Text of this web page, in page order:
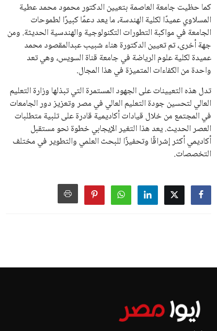
كما حظيت جامعة العاصمة بتعيين الدكتور محمود محمد عطية
المسلاوي عميدًا لكلية الهندسة، ما يعد دعمًا كبيرًا لطموحات
الجامعة في مواكبة التطورات التكنولوجية والهندسية الحديثة. ومن
جهة أخرى، تم تعيين الدكتورة هناء شبيب عبدالمقصود محمد
عميدة لكلية علوم الرياضة في جامعة قناة السويس، وهي تعد
واحدة من الكفاءات المتميزة في هذا المجال.
تدل هذه التعيينات على الجهود المستمرة التي تبذلها وزارة التعليم
العالي لتحسين جودة التعليم العالي في مصر وتعزيز دور الجامعات
في المجتمع من خلال قيادات أكاديمية قادرة على تلبية متطلبات
العصر الحديث. يعد هذا التغير الإيجابي خطوة نحو مستقبل
أكاديمي أكثر إشراقًا وتحفيزًا للبحث العلمي والتطوير في مختلف
التخصصات.
إنفانتينو يخطو نحو ولاية رابعة في
عمر إبراهيم منذ 17 أيام